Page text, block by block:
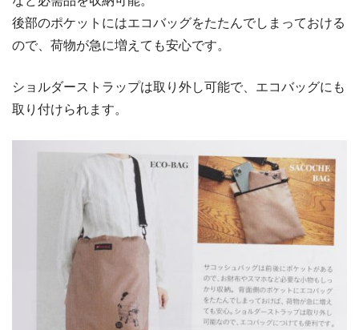
後部のポケットにはエコバッグをたたんでしまっておける
ので、荷物が急に増えても安心です。
ショルダーストラップは取り外し可能で、エコバッグにも
取り付けられます。